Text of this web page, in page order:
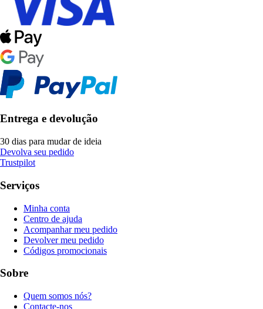
Entrega e devolução
30 dias para mudar de ideia
Devolva seu pedido
Trustpilot
Serviços
Minha conta
Centro de ajuda
Acompanhar meu pedido
Devolver meu pedido
Códigos promocionais
Sobre
Quem somos nós?
Contacte-nos